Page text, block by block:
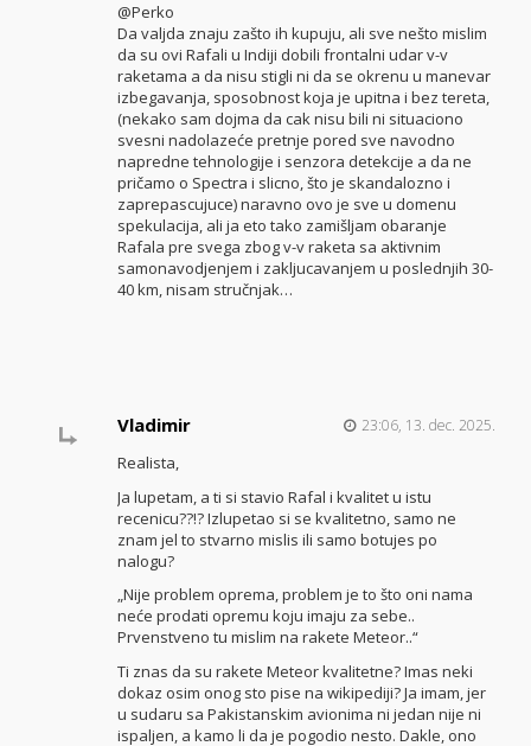
@Perko
Da valjda znaju zašto ih kupuju, ali sve nešto mislim
da su ovi Rafali u Indiji dobili frontalni udar v-v
raketama a da nisu stigli ni da se okrenu u manevar
izbegavanja, sposobnost koja je upitna i bez tereta,
(nekako sam dojma da cak nisu bili ni situaciono
svesni nadolazeće pretnje pored sve navodno
napredne tehnologije i senzora detekcije a da ne
pričamo o Spectra i slicno, što je skandalozno i
zaprepascujuce) naravno ovo je sve u domenu
spekulacija, ali ja eto tako zamišljam obaranje
Rafala pre svega zbog v-v raketa sa aktivnim
samonavodjenjem i zakljucavanjem u poslednjih 30-
40 km, nisam stručnjak…
Vladimir 23:06, 13. dec. 2025.
Realista,
Ja lupetam, a ti si stavio Rafal i kvalitet u istu
recenicu??!? Izlupetao si se kvalitetno, samo ne
znam jel to stvarno mislis ili samo botujes po
nalogu?
„Nije problem oprema, problem je to što oni nama
neće prodati opremu koju imaju za sebe..
Prvenstveno tu mislim na rakete Meteor..“
Ti znas da su rakete Meteor kvalitetne? Imas neki
dokaz osim onog sto pise na wikipediji? Ja imam, jer
u sudaru sa Pakistanskim avionima ni jedan nije ni
ispaljen, a kamo li da je pogodio nesto. Dakle, ono